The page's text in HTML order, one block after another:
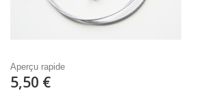
Aperçu rapide
5,50 €